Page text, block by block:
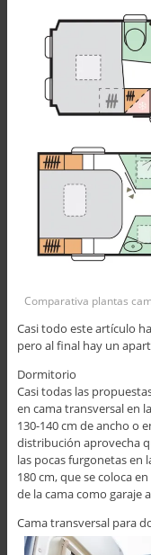
Comparativa plantas
Casi todo este artículo
pero al final hay un
Dormitorio
Casi todas las
en cama transversal en
130-140 cm de ancho o
distribución aprovecha
las pocas furgonetas en
180 cm, que se coloca
de la cama como garaje
Cama transversal para